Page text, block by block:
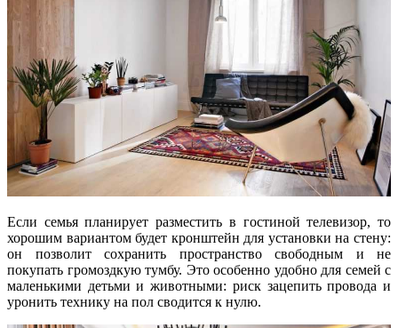
Если семья планирует разместить в гостиной телевизор, то
хорошим вариантом будет кронштейн для установки на стену:
он позволит сохранить пространство свободным и не
покупать громоздкую тумбу. Это особенно удобно для семей с
маленькими детьми и животными: риск зацепить провода и
уронить технику на пол сводится к нулю.